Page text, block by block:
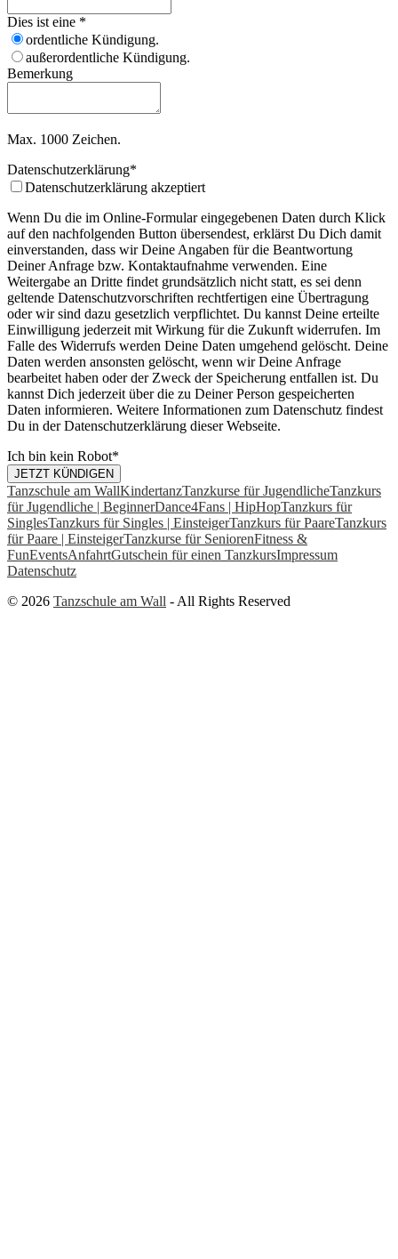
Dies ist eine *
ordentliche Kündigung.
außerordentliche Kündigung.
Bemerkung
Max. 1000 Zeichen.
Datenschutzerklärung*
Datenschutzerklärung akzeptiert
Wenn Du die im Online-Formular eingegebenen Daten durch Klick
auf den nachfolgenden Button übersendest, erklärst Du Dich damit
einverstanden, dass wir Deine Angaben für die Beantwortung
Deiner Anfrage bzw. Kontaktaufnahme verwenden. Eine
Weitergabe an Dritte findet grundsätzlich nicht statt, es sei denn
geltende Datenschutzvorschriften rechtfertigen eine Übertragung
oder wir sind dazu gesetzlich verpflichtet. Du kannst Deine erteilte
Einwilligung jederzeit mit Wirkung für die Zukunft widerrufen. Im
Falle des Widerrufs werden Deine Daten umgehend gelöscht. Deine
Daten werden ansonsten gelöscht, wenn wir Deine Anfrage
bearbeitet haben oder der Zweck der Speicherung entfallen ist. Du
kannst Dich jederzeit über die zu Deiner Person gespeicherten
Daten informieren. Weitere Informationen zum Datenschutz findest
Du in der Datenschutzerklärung dieser Webseite.
Ich bin kein Robot*
JETZT KÜNDIGEN
Tanzschule am WallKindertanzTanzkurse für JugendlicheTanzkurs
für Jugendliche | BeginnerDance4Fans | HipHopTanzkurs für
SinglesTanzkurs für Singles | EinsteigerTanzkurs für PaareTanzkurs
für Paare | EinsteigerTanzkurse für SeniorenFitness &
FunEventsAnfahrtGutschein für einen TanzkursImpressum
Datenschutz
© 2026 Tanzschule am Wall - All Rights Reserved